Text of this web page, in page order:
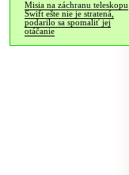
Misia na záchranu teleskopu
Swift ešte nie je stratená,
podarilo sa spomaliť jej
otáčanie